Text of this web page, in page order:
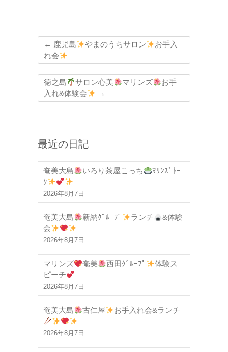
← 鹿児島 やまのうちサロン
お手入
れ会
徳之島 サロン心美 マリンズ
お手
入れ&体験会
→
最近の日記
奄美大島 いろり茶屋こっち
ﾏﾘﾝｽﾞﾄｰ
ｸ
2026年8月7日
奄美大島 新納ｸﾞﾙｰﾌﾟ ランチ
&体験
会
2026年8月7日
マリンズ 奄美 西田ｸﾞﾙｰﾌﾟ
体験ス
ピーチ
2026年8月7日
奄美大島 古仁屋 お手入れ会&ランチ
2026年8月7日